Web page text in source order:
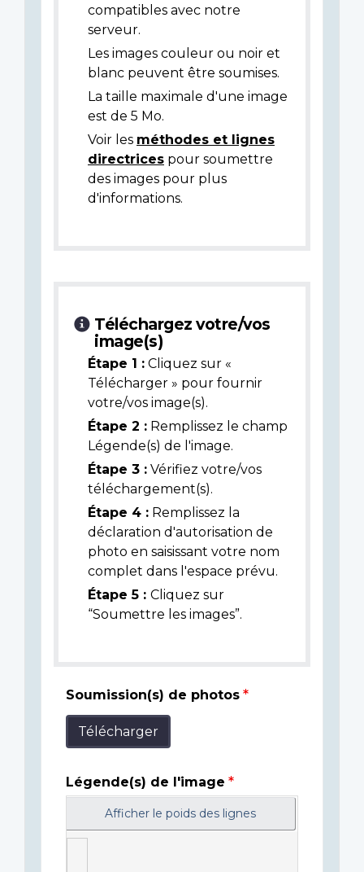
compatibles avec notre
serveur.
Les images couleur ou noir et
blanc peuvent être soumises.
La taille maximale d'une image
est de 5 Mo.
Voir les méthodes et lignes
directrices pour soumettre
des images pour plus
d'informations.
Téléchargez votre/vos
image(s)
Étape 1 : Cliquez sur «
Télécharger » pour fournir
votre/vos image(s).
Étape 2 : Remplissez le champ
Légende(s) de l'image.
Étape 3 : Vérifiez votre/vos
téléchargement(s).
Étape 4 : Remplissez la
déclaration d'autorisation de
photo en saisissant votre nom
complet dans l'espace prévu.
Étape 5 : Cliquez sur
“Soumettre les images”.
Soumission(s) de photos
Télécharger
Légende(s) de l'image
Afficher le poids des lignes